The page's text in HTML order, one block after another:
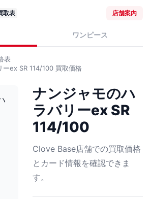
取表 店舗案内
ワンピース
表
ーex SR 114/100 買取価格
ナンジャモのハ
ラバリーex SR
114/100
Clove Base店舗での買取価格
とカード情報を確認できま
す。